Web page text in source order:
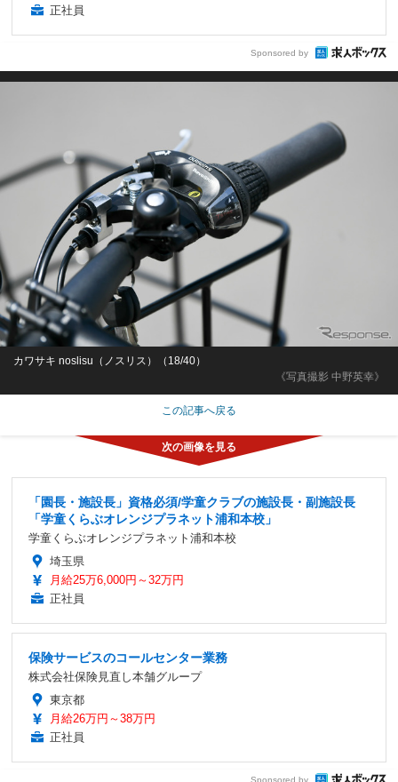
正社員
Sponsored by
《写真撮影 中野英幸》
カワサキ noslisu（ノスリス）（18/40）
この記事へ戻る
「園長・施設長」資格必須/学童クラブの施設長・副施設長
「学童くらぶオレンジプラネット浦和本校」
学童くらぶオレンジプラネット浦和本校
埼玉県
月給25万6,000円～32万円
正社員
保険サービスのコールセンター業務
株式会社保険見直し本舗グループ
東京都
月給26万円～38万円
正社員
Sponsored by